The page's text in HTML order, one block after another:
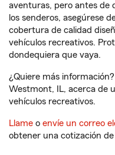
aventuras, pero antes de
los senderos, asegúrese
cobertura de calidad
vehículos recreativos.
dondequiera que vaya.
¿Quiere más
Westmont, IL, acerca de
vehículos recreativos.
Llame o envíe un correo
obtener una cotización